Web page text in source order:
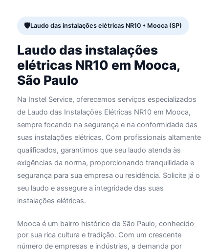
Laudo das instalações elétricas NR10 • Mooca (SP)
Laudo das instalações
elétricas NR10 em Mooca,
São Paulo
Na Instel Service, oferecemos serviços especializados
de Laudo das Instalações Elétricas NR10 em Mooca,
sempre focando na segurança e na conformidade das
suas instalações elétricas. Com profissionais altamente
qualificados, garantimos que seu laudo atenda às
exigências da norma, proporcionando tranquilidade e
segurança para sua empresa ou residência. Solicite já o
seu laudo e assegure a integridade das suas
instalações elétricas.
Mooca é um bairro histórico de São Paulo, conhecido
por sua rica cultura e tradição. Com um crescente
número de empresas e indústrias, a demanda por